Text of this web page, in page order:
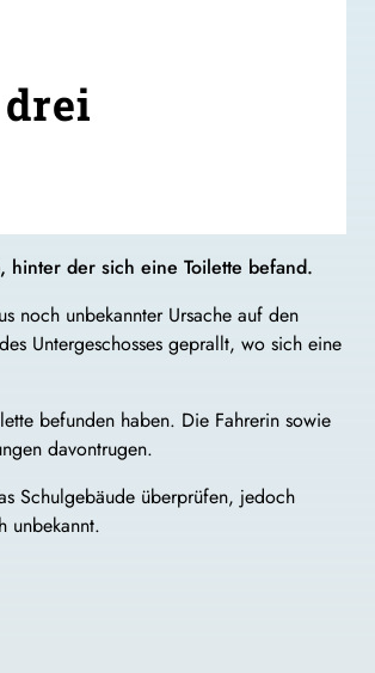
hinter der sich eine Toilette befand.
noch unbekannter Ursache auf den
Untergeschosses geprallt, wo sich eine
befunden haben. Die Fahrerin sowie
davontrugen.
Schulgebäude überprüfen, jedoch
unbekannt.